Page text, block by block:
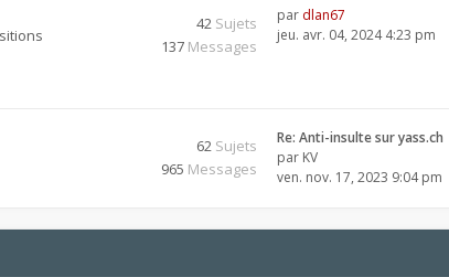
42 Sujets
137 Messages
par dlan67
jeu. avr. 04, 2024 4:23 pm
62 Sujets
965 Messages
Re: Anti-insulte sur yass.ch
par KV
ven. nov. 17, 2023 9:04 pm